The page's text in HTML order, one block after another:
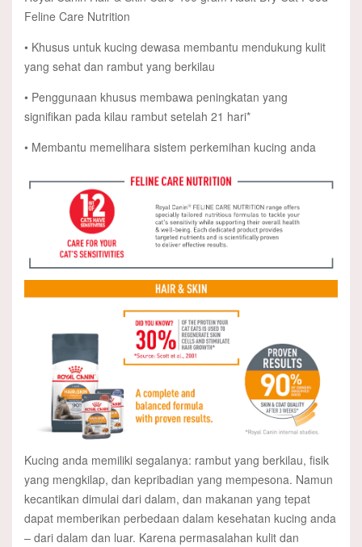
Feline Care Nutrition
• Khusus untuk kucing dewasa membantu mendukung kulit
yang sehat dan rambut yang berkilau
• Penggunaan khusus membawa peningkatan yang
signifikan pada kilau rambut setelah 21 hari*
• Membantu memelihara sistem perkemihan kucing anda
Kucing anda memiliki segalanya: rambut yang berkilau, fisik
yang mengkilap, dan kepribadian yang mempesona. Namun
kecantikan dimulai dari dalam, dan makanan yang tepat
dapat memberikan perbedaan dalam kesehatan kucing anda
– dari dalam dan luar. Karena permasalahan kulit dan